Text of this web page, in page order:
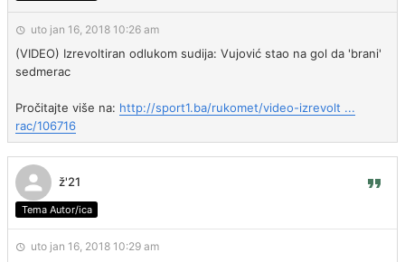
uto jan 16, 2018 10:26 am
(VIDEO) Izrevoltiran odlukom sudija: Vujović stao na gol da 'brani'
sedmerac
Pročitajte više na: http://sport1.ba/rukomet/video-izrevolt ...
rac/106716
ž'21
Tema Autor/ica
uto jan 16, 2018 10:29 am